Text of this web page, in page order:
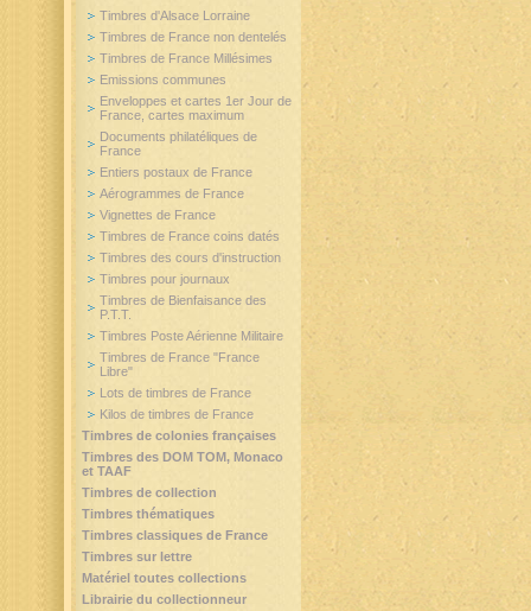
Timbres d'Alsace Lorraine
Timbres de France non dentelés
Timbres de France Millésimes
Emissions communes
Enveloppes et cartes 1er Jour de
France, cartes maximum
Documents philatéliques de
France
Entiers postaux de France
Aérogrammes de France
Vignettes de France
Timbres de France coins datés
Timbres des cours d'instruction
Timbres pour journaux
Timbres de Bienfaisance des
P.T.T.
Timbres Poste Aérienne Militaire
Timbres de France "France
Libre"
Lots de timbres de France
Kilos de timbres de France
Timbres de colonies françaises
Timbres des DOM TOM, Monaco
et TAAF
Timbres de collection
Timbres thématiques
Timbres classiques de France
Timbres sur lettre
Matériel toutes collections
Librairie du collectionneur